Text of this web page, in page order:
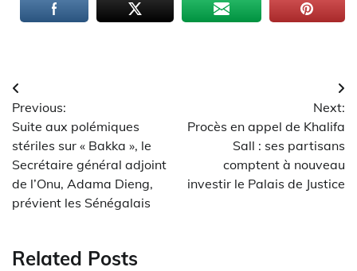
Navigation
de
l’article
Previous:
Suite aux polémiques
stériles sur « Bakka », le
Secrétaire général adjoint
de l’Onu, Adama Dieng,
prévient les Sénégalais
Next:
Procès en appel de Khalifa
Sall : ses partisans
comptent à nouveau
investir le Palais de Justice
Related Posts